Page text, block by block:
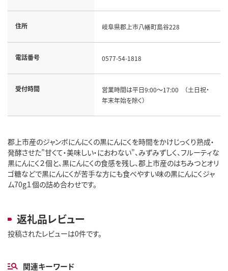
住所 岐阜県郡上市八幡町島谷228
電話番号 0577-54-1818
受付時間
営業時間は平日9:00～17:00 （土日祝・
年末年始を除く）
郡上市産のジャンボにんにくの黒にんにくを時間をかけじっくり熟成・
発酵させた”甘くて・美味しい・におわない”、みずみずしく、フルーティな
黒にんにく２個と、黒にんにくの食感を残し、郡上市産のはちみつとオリ
ゴ糖などで黒にんにくが苦手な方にも食べやすい味の黒にんにくジャ
ム70g１個の詰め合わせです。
返礼品レビュー
投稿されたレビューは0件です。
関連キーワード